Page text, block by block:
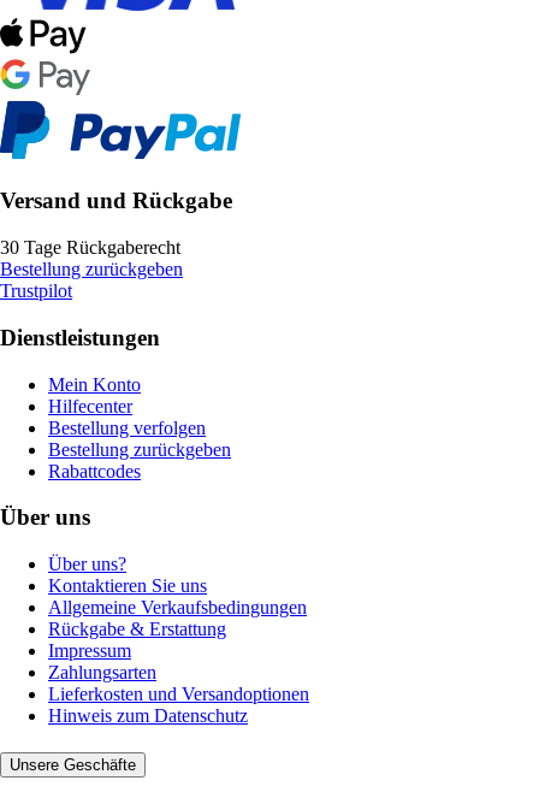
Versand und Rückgabe
30 Tage Rückgaberecht
Bestellung zurückgeben
Trustpilot
Dienstleistungen
Mein Konto
Hilfecenter
Bestellung verfolgen
Bestellung zurückgeben
Rabattcodes
Über uns
Über uns?
Kontaktieren Sie uns
Allgemeine Verkaufsbedingungen
Rückgabe & Erstattung
Impressum
Zahlungsarten
Lieferkosten und Versandoptionen
Hinweis zum Datenschutz
Unsere Geschäfte